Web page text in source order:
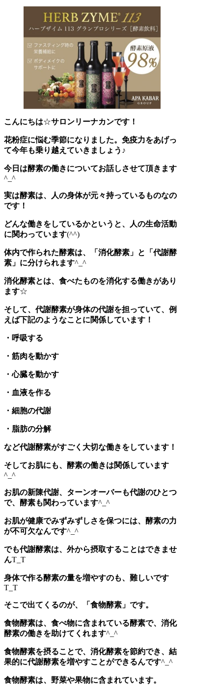
こんにちは☆サロンリーナカンです！
花粉症に悩む季節になりました。免疫力をあげっ
て今年も乗り越えていきましょう♪
今日は酵素の働きについてお話しさせて頂きます
^_^
実は酵素は、人の身体が元々持っているものなの
です！
どんな働きをしているかというと、人の生命活動
に関わっています(^^)
体内で作られた酵素は、「消化酵素」と「代謝酵
素」に分けられます^_^
消化酵素とは、食べたものを消化する働きがあり
ます☆
そして、代謝酵素が身体の代謝を担っていて、例
えば下記のようなことに関係しています！
・呼吸する
・筋肉を動かす
・心臓を動かす
・血液を作る
・細胞の代謝
・脂肪の分解
など代謝酵素がすごく大切な働きをしています！
そしてお肌にも、酵素の働きは関係しています
^_^
お肌の新陳代謝、ターンオーバーも代謝のひとつ
で、酵素も関わっています^_^
お肌が健康でみずみずしさを保つには、酵素の力
が不可欠なんです^_^
でも代謝酵素は、外から摂取することはできませ
んT_T
身体で作る酵素の量を増やすのも、難しいです
T_T
そこで出てくるのが、「食物酵素」です。
食物酵素は、食べ物に含まれている酵素で、消化
酵素の働きを助けてくれます^_^
食物酵素を摂ることで、消化酵素を節約でき、結
果的に代謝酵素を増やすことができるんです^_^
食物酵素は、野菜や果物に含まれています。